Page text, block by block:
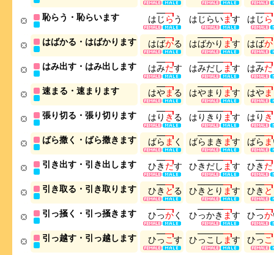
恥らう・恥らいます は じ らう は じ らいます は じ ら
はばかる・はばかります はばかる はばかり ます はばか
はみ出す・はみ出します はみだす はみだし ます はみだ
速まる・速まります はやまる はやま り ます はやま
張り切る・張り切ります は り きる は り き り ます は り き
ばら撒く・ばら撒きます ばら まく ばら ま き ます ばら ま
引き出す・引き出します ひき だす ひき だし ます ひき だ
引き取る・引き取ります ひき とる ひき と り ます ひき と
引っ掻く・引っ掻きます ひっかく ひっかき ます ひっか
引っ越す・引っ越します ひっ こす ひっ こ し ます ひっ こ